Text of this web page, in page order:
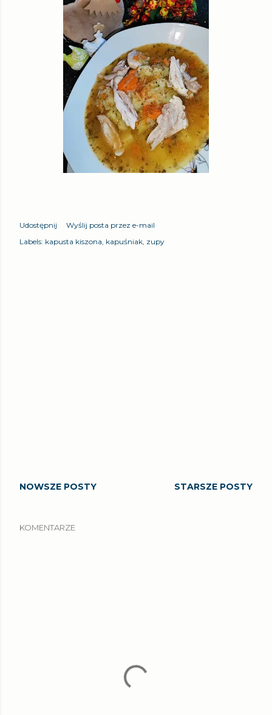
Udostępnij
Wyślij posta przez e-mail
Labels: kapusta kiszona kapuśniak zupy
NOWSZE POSTY STARSZE POSTY
KOMENTARZE